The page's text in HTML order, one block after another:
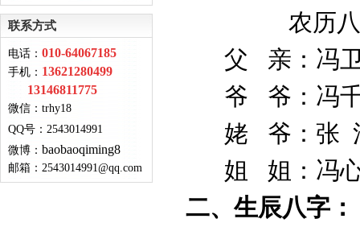
联系方式
电话： 010-64067185
手机： 13621280499
13146811775
微信： trhy18
QQ号 ： 2543014991
微博： baobaoqiming8
邮箱： 2543014991@qq.com
农历八月
父 亲：
爷 爷：冯
姥 爷：张
姐 姐：冯
二、生辰八字：